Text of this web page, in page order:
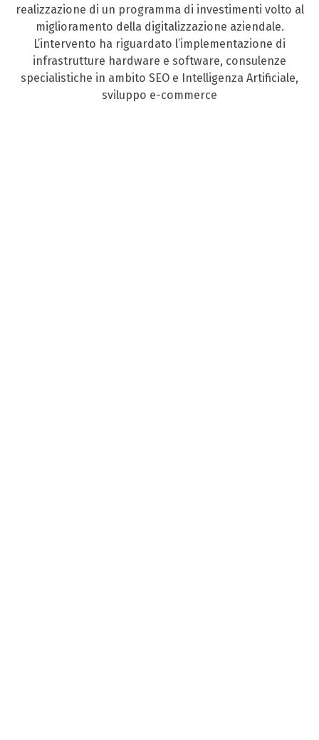
realizzazione di un programma di investimenti volto al
miglioramento della digitalizzazione aziendale.
L’intervento ha riguardato l’implementazione di
infrastrutture hardware e software, consulenze
specialistiche in ambito SEO e Intelligenza Artificiale,
sviluppo e-commerce